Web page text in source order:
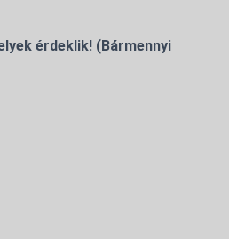
érdeklik! (Bármennyi